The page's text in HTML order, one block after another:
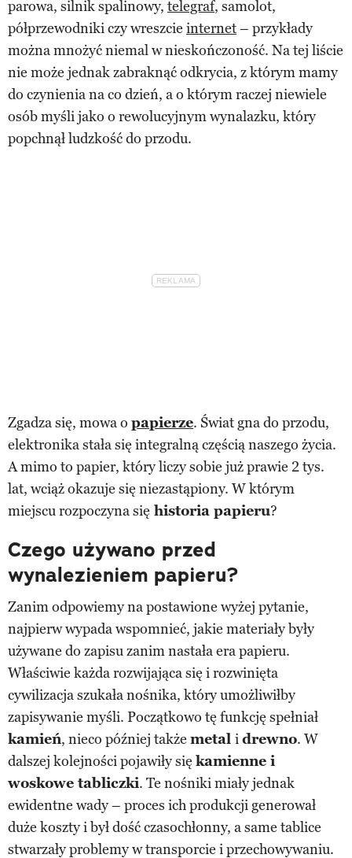
parowa, silnik spalinowy, telegraf, samolot,
półprzewodniki czy wreszcie internet– przykłady
można mnożyć niemal w nieskończoność. Na tej liście
nie może jednak zabraknąć odkrycia, z którym mamy
do czynienia na co dzień, a o którym raczej niewiele
osób myśli jako o rewolucyjnym wynalazku, który
popchnął ludzkość do przodu.
Zgadza się, mowa o papierze. Świat gna do przodu,
elektronika stała się integralną częścią naszego życia.
A mimo to papier, który liczy sobie już prawie 2 tys.
lat, wciąż okazuje się niezastąpiony. W którym
miejscu rozpoczyna się historia papieru?
Czego używano przed
wynalezieniem papieru?
Zanim odpowiemy na postawione wyżej pytanie,
najpierw wypada wspomnieć, jakie materiały były
używane do zapisu zanim nastała era papieru.
Właściwie każda rozwijająca się i rozwinięta
cywilizacja szukała nośnika, który umożliwiłby
zapisywanie myśli. Początkowo tę funkcję spełniał
kamień, nieco później także metal idrewno. W
dalszej kolejności pojawiły się kamienne i
woskowe tabliczki. Te nośniki miały jednak
ewidentne wady – proces ich produkcji generował
duże koszty i był dość czasochłonny, a same tablice
stwarzały problemy w transporcie i przechowywaniu.